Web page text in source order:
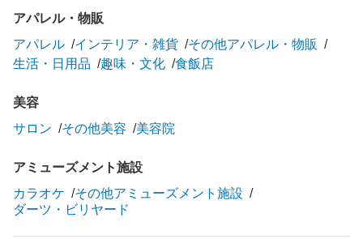
アパレル・物販
アパレル
インテリア・雑貨
その他アパレル・物販
生活・日用品
趣味・文化 食飯店
美容
サロン
その他美容 美容院
アミューズメント施設
カラオケ
その他アミューズメント施設
ダーツ・ビリヤード